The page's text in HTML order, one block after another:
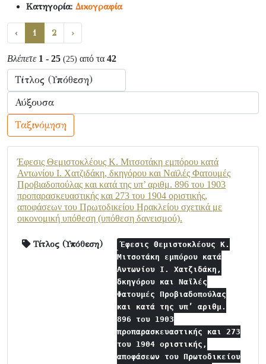
Κατηγορία: Δικογραφία
‹ 1 2 ›
Βλέπετε 1 - 25 (25) από τα 42
Ταξινόμηση
Έφεσις Θεμιστοκλέους Κ. Μιτσοτάκη εμπόρου κατά
Αντωνίου Ι. Χατζιδάκη, δκηγόρου και Ναϊλές Φατουμές
Προβιαδοπούλας και κατά της υπ’ αριθμ. 896 του 1903
προπαρασκευαστικής και 273 του 1904 οριστικής,
αποφάσεων του Πρωτοδικείου Ηρακλείου σχετικά με
οικονομική υπόθεση (υπόθεση δανεισμού).
Τίτλος (Υπόθεση)
Έφεσις Θεμιστοκλέους Κ.
Μιτσοτάκη εμπόρου κατά
Αντωνίου Ι. Χατζιδάκη,
δκηγόρου και Ναϊλές
Φατουμές Προβιαδοπούλας
και κατά της υπ’ αριθμ.
896 του 1903
προπαρασκευαστικής και 273
του 1904 οριστικής,
αποφάσεων του Πρωτοδικείου